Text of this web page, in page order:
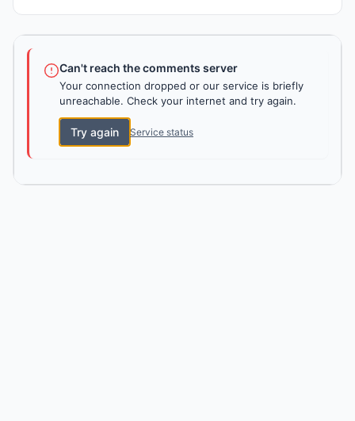
Can't reach the comments server
Your connection dropped or our service is briefly
unreachable. Check your internet and try again.
Try again Service status